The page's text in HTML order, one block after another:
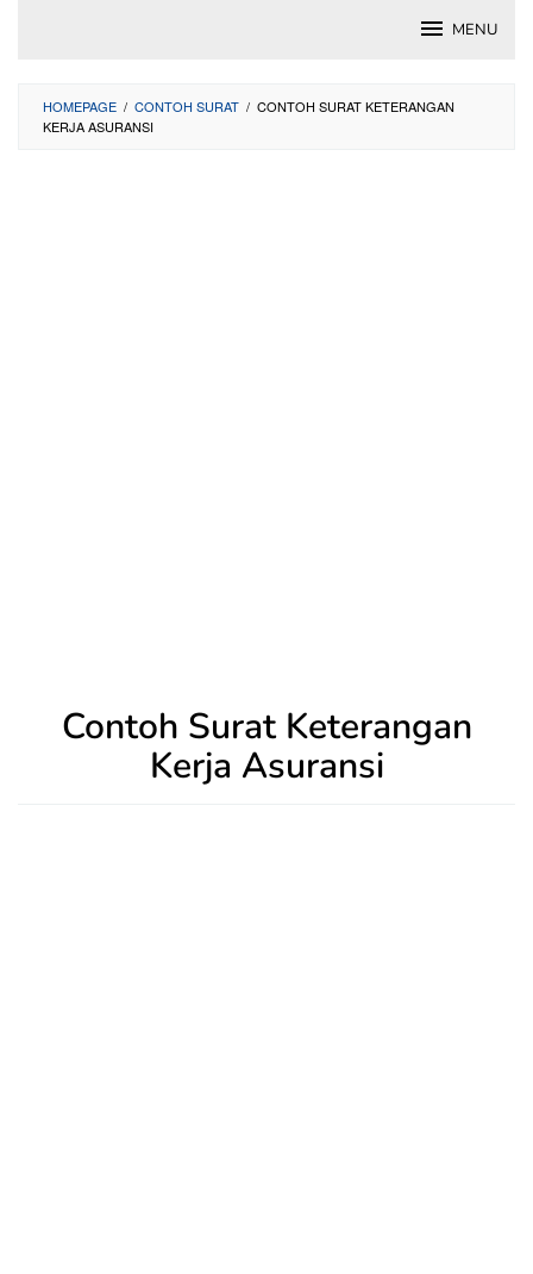
MENU
HOMEPAGE / CONTOH SURAT / CONTOH SURAT KETERANGAN
KERJA ASURANSI
Contoh Surat Keterangan
Kerja Asuransi